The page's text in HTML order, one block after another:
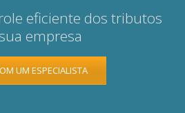
eficiente dos tributos
empresa
UM ESPECIALISTA